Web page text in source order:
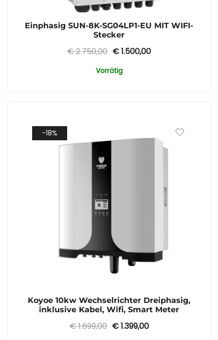
Einphasig SUN-8K-SG04LP1-EU MIT WIFI-
Stecker
€2.750,00 Ursprünglicher
war:
€1.500,00Aktueller
Vorrätig
-18%
Koyoe 10kw Wechselrichter Dreiphasig,
inklusive Kabel, Wifi, Smart Meter
€1.699,00 Ursprünglicher
€1.399,00Aktueller